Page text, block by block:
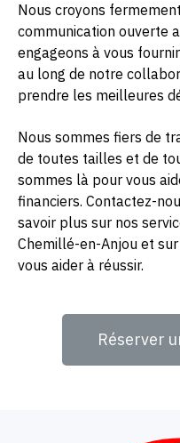
Nous croyons
communication ouverte
engageons à vous
au long de notre
prendre les meilleures
Nous sommes fiers de
de toutes tailles et de
sommes là pour vous
financiers. Contactez-
savoir plus sur nos
Chemillé-en-Anjou et
vous aider à réussir.
Réserver